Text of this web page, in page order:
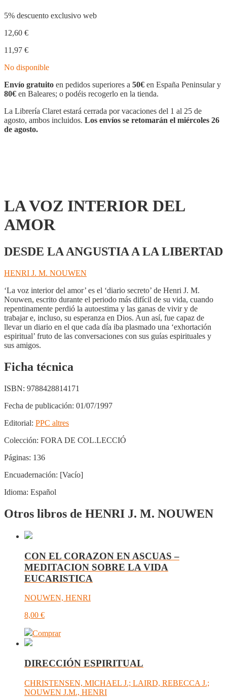
5% descuento exclusivo web
12,60 €
11,97 €
No disponible
Envío gratuito en pedidos superiores a 50€ en España Peninsular y
80€ en Baleares; o podéis recogerlo en la tienda.
La Librería Claret estará cerrada por vacaciones del 1 al 25 de
agosto, ambos incluidos. Los envíos se retomarán el miércoles 26
de agosto.
LA VOZ INTERIOR DEL
AMOR
DESDE LA ANGUSTIA A LA LIBERTAD
HENRI J. M. NOUWEN
‘La voz interior del amor’ es el ‘diario secreto’ de Henri J. M.
Nouwen, escrito durante el periodo más difícil de su vida, cuando
repentinamente perdió la autoestima y las ganas de vivir y de
trabajar e, incluso, su esperanza en Dios. Aun así, fue capaz de
llevar un diario en el que cada día iba plasmado una ‘exhortación
espiritual’ fruto de las conversaciones con sus guías espirituales y
sus amigos.
Ficha técnica
ISBN: 9788428814171
Fecha de publicación: 01/07/1997
Editorial: PPC altres
Colección: FORA DE COL.LECCIÓ
Páginas: 136
Encuadernación: [Vacío]
Idioma: Español
Otros libros de HENRI J. M. NOUWEN
CON EL CORAZON EN ASCUAS –
MEDITACION SOBRE LA VIDA
EUCARISTICA
NOUWEN, HENRI
8,00 €
Comprar
DIRECCIÓN ESPIRITUAL
CHRISTENSEN, MICHAEL J.; LAIRD, REBECCA J.;
NOUWEN J.M., HENRI